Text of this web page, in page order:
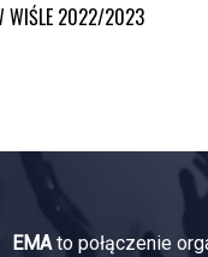
WIŚLE 2022/2023
EMA to połączenie